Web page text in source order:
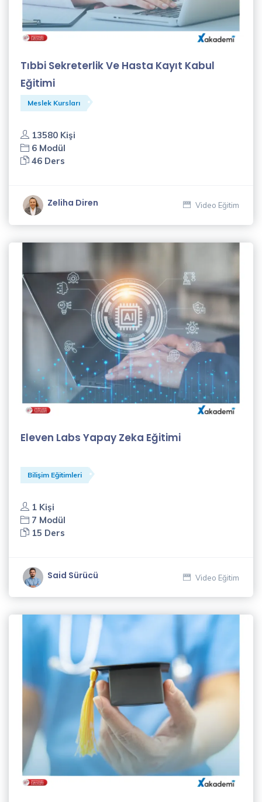
Tıbbi Sekreterlik Ve Hasta Kayıt Kabul
Eğitimi
Meslek Kursları
13580 Kişi
6 Modül
46 Ders
Zeliha Diren Video Eğitim
Eleven Labs Yapay Zeka Eğitimi
Bilişim Eğitimleri
1 Kişi
7 Modül
15 Ders
Said Sürücü Video Eğitim